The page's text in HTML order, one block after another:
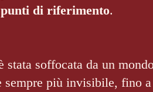
punti di riferimento.
stata soffocata da un
sempre più invisibile, fino